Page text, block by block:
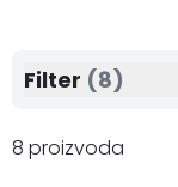
8 proizvoda
Filter (8)